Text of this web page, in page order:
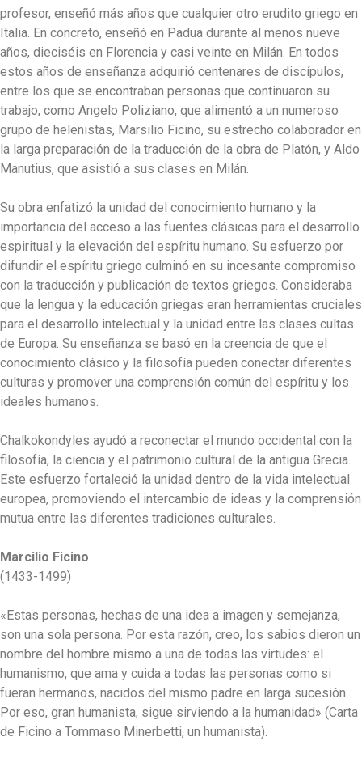
profesor, enseñó más años que cualquier otro erudito griego en
Italia. En concreto, enseñó en Padua durante al menos nueve
años, dieciséis en Florencia y casi veinte en Milán. En todos
estos años de enseñanza adquirió centenares de discípulos,
entre los que se encontraban personas que continuaron su
trabajo, como Angelo Poliziano, que alimentó a un numeroso
grupo de helenistas, Marsilio Ficino, su estrecho colaborador en
la larga preparación de la traducción de la obra de Platón, y Aldo
Manutius, que asistió a sus clases en Milán.
Su obra enfatizó la unidad del conocimiento humano y la
importancia del acceso a las fuentes clásicas para el desarrollo
espiritual y la elevación del espíritu humano. Su esfuerzo por
difundir el espíritu griego culminó en su incesante compromiso
con la traducción y publicación de textos griegos. Consideraba
que la lengua y la educación griegas eran herramientas cruciales
para el desarrollo intelectual y la unidad entre las clases cultas
de Europa. Su enseñanza se basó en la creencia de que el
conocimiento clásico y la filosofía pueden conectar diferentes
culturas y promover una comprensión común del espíritu y los
ideales humanos.
Chalkokondyles ayudó a reconectar el mundo occidental con la
filosofía, la ciencia y el patrimonio cultural de la antigua Grecia.
Este esfuerzo fortaleció la unidad dentro de la vida intelectual
europea, promoviendo el intercambio de ideas y la comprensión
mutua entre las diferentes tradiciones culturales.
Marcilio Ficino
(1433-1499)
«Estas personas, hechas de una idea a imagen y semejanza,
son una sola persona. Por esta razón, creo, los sabios dieron un
nombre del hombre mismo a una de todas las virtudes: el
humanismo, que ama y cuida a todas las personas como si
fueran hermanos, nacidos del mismo padre en larga sucesión.
Por eso, gran humanista, sigue sirviendo a la humanidad» (Carta
de Ficino a Tommaso Minerbetti, un humanista).